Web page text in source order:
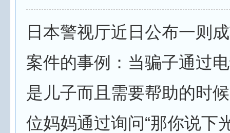
日本警视厅近日公布一则
案件的事例：当骗子通过
是儿子而且需要帮助的时
位妈妈通过询问“那你说下